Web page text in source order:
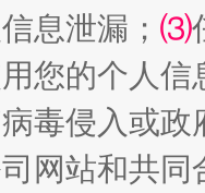
息泄漏； ⑶
您的个人
毒侵入或
网站和共